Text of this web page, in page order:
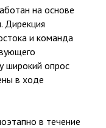
на основе
Дирекция
и команда
широкий опрос
в ходе
в течение